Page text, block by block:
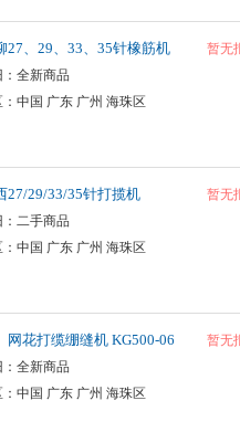
27、29、33、35针橡筋机
全新商品
：中国 广东 广州 海珠区
暂无
27/29/33/35针打揽机
二手商品
：中国 广东 广州 海珠区
暂无
花打缆绷缝机 KG500-06
全新商品
：中国 广东 广州 海珠区
暂无